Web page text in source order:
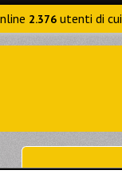
2.376 utenti di cui